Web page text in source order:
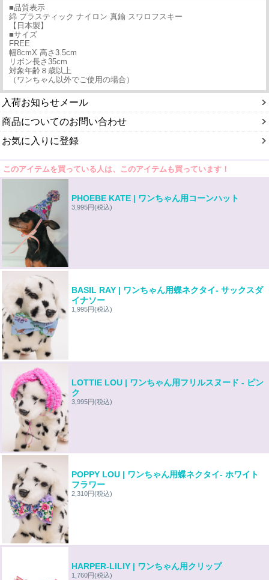
■品質表示
綿 プラスティック ナイロン 真鍮 スワロフスキー
【日本製】
■サイズ
FREE
幅8cmX 高さ3.5cm
リボン長さ35cm
対象年齢８歳以上
（ワンちゃん以外でご使用の場合）
入荷お知らせメール
商品についてのお問い合わせ
お気に入りに登録
このアイテムを買っている人は、このアイテムも買っています！
PHOEBE KATE | ワンちゃん用コーンハット
3,995円(税込)
BASIL RAY | ワンちゃん用蝶ネクタイ- サックスダ
イナソー
1,995円(税込)
LOTTIE LOU | ワンちゃん用フリルスヌード - ピン
ク
3,995円(税込)
POPPY LOU | ワンちゃん用蝶ネクタイ- ホワイト
フラワー
2,310円(税込)
HARPER-LILIY | ワンちゃん用クリップ
1,760円(税込)